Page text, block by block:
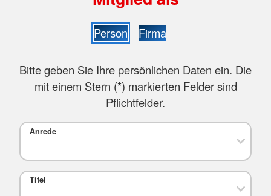
Person Firma
Bitte geben Sie Ihre persönlichen Daten ein. Die
mit einem Stern (*) markierten Felder sind
Pflichtfelder.
Anrede
Titel